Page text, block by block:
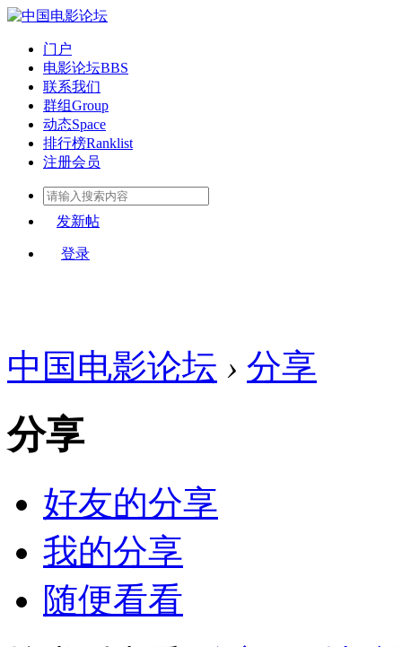
门户
电影论坛BBS
联系我们
群组Group
动态Space
排行榜Ranklist
注册会员
发新帖
登录
中国电影论坛 › 分享
分享
好友的分享
我的分享
随便看看